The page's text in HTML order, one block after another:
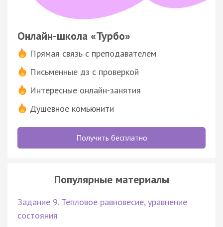
Онлайн-школа «Турбо»
Прямая связь с преподавателем
Письменные дз с проверкой
Интересные онлайн-занятия
Душевное комьюнити
Получить бесплатно
Популярные материалы
Задание 9. Тепловое равновесие, уравнение
состояния